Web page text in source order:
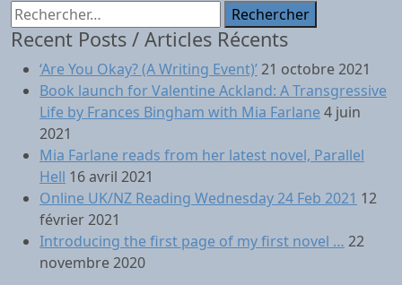
Rechercher :
Recent Posts / Articles Récents
‘Are You Okay? (A Writing Event)’21 octobre 2021
Book launch for Valentine Ackland: A Transgressive
Life by Frances Bingham with Mia Farlane 4 juin
2021
Mia Farlane reads from her latest novel, Parallel
Hell 16 avril 2021
Online UK/NZ Reading Wednesday 24 Feb 2021 12
février 2021
Introducing the first page of my first novel … 22
novembre 2020